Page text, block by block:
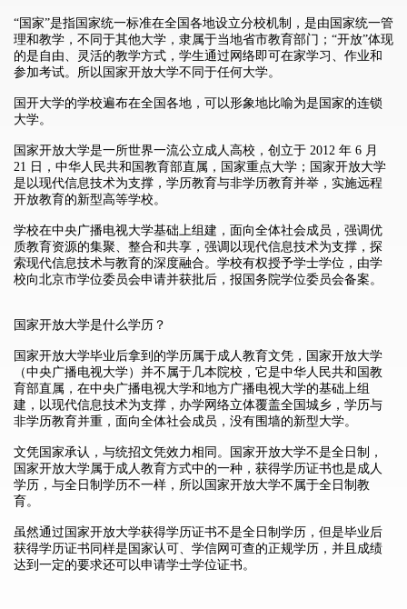
“国家”是指国家统一标准在全国各地设立分校机制，是由国家统一管
理和教学，不同于其他大学，隶属于当地省市教育部门；“开放”体现
的是自由、灵活的教学方式，学生通过网络即可在家学习、作业和
参加考试。所以国家开放大学不同于任何大学。
国开大学的学校遍布在全国各地，可以形象地比喻为是国家的连锁
大学。
国家开放大学是一所世界一流公立成人高校，创立于 2012 年 6 月
21 日，中华人民共和国教育部直属，国家重点大学；国家开放大学
是以现代信息技术为支撑，学历教育与非学历教育并举，实施远程
开放教育的新型高等学校。
学校在中央广播电视大学基础上组建，面向全体社会成员，强调优
质教育资源的集聚、整合和共享，强调以现代信息技术为支撑，探
索现代信息技术与教育的深度融合。学校有权授予学士学位，由学
校向北京市学位委员会申请并获批后，报国务院学位委员会备案。
国家开放大学是什么学历？
国家开放大学毕业后拿到的学历属于成人教育文凭，国家开放大学
（中央广播电视大学）并不属于几本院校，它是中华人民共和国教
育部直属，在中央广播电视大学和地方广播电视大学的基础上组
建，以现代信息技术为支撑，办学网络立体覆盖全国城乡，学历与
非学历教育并重，面向全体社会成员，没有围墙的新型大学。
文凭国家承认，与统招文凭效力相同。国家开放大学不是全日制，
国家开放大学属于成人教育方式中的一种，获得学历证书也是成人
学历，与全日制学历不一样，所以国家开放大学不属于全日制教
育。
虽然通过国家开放大学获得学历证书不是全日制学历，但是毕业后
获得学历证书同样是国家认可、学信网可查的正规学历，并且成绩
达到一定的要求还可以申请学士学位证书。